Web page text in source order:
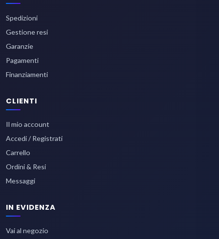
Spedizioni
Gestione resi
Garanzie
Pagamenti
Finanziamenti
CLIENTI
Il mio account
Accedi / Registrati
Carrello
Ordini & Resi
Messaggi
IN EVIDENZA
Vai al negozio